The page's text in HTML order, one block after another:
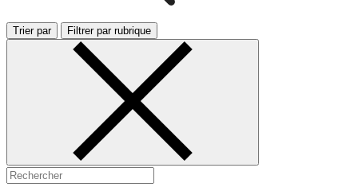
Trier par Filtrer par rubrique